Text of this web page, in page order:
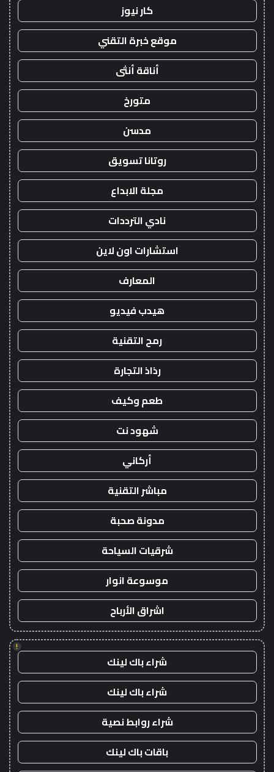
كار نيوز
موقع خبرة التقني
أناقة أنثى
متورخ
مدسن
روتانا تسويق
مجلة الابداع
نادي الترددات
استشارات اون لاين
المعارف
هيدب فيديو
رمح التقنية
رذاذ التجارة
طعم وكيف
شهود نت
أركاني
مباشر التقنية
مدونة صحبة
شرقيات السياحة
موسوعة انوار
اشراق الأرباح
!
شراء باك لينك
شراء باك لينك
شراء روابط نصية
باقات باك لينك